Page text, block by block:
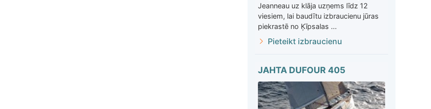
Jeanneau uz klāja uzņems līdz 12
viesiem, lai baudītu izbraucienu jūras
piekrastē no Ķīpsalas ...
Pieteikt izbraucienu
JAHTA DUFOUR 405